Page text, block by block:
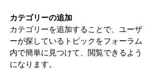
カテゴリーの追加
カテゴリーを追加することで、ユーザ
ーが探しているトピックをフォーラム
内で簡単に見つけて、閲覧できるよう
になります。